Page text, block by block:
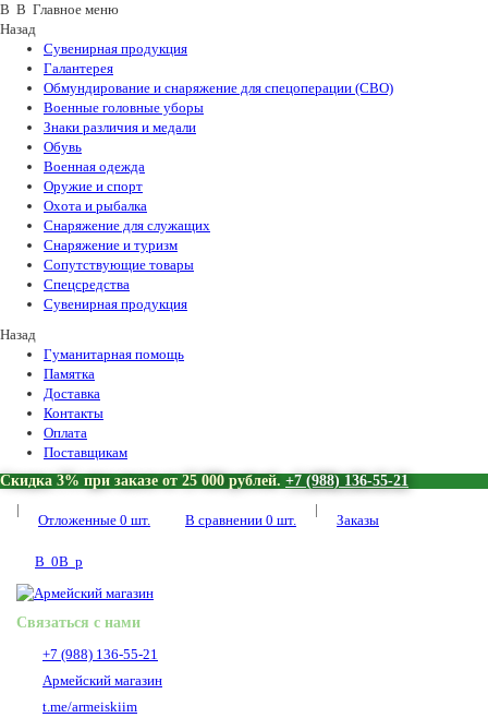
В В Главное меню
Назад
Сувенирная продукция
Галантерея
Обмундирование и снаряжение для спецоперации (СВО)
Военные головные уборы
Знаки различия и медали
Обувь
Военная одежда
Оружие и спорт
Охота и рыбалка
Снаряжение для служащих
Снаряжение и туризм
Сопутствующие товары
Спецсредства
Сувенирная продукция
Назад
Гуманитарная помощь
Памятка
Доставка
Контакты
Оплата
Поставщикам
Скидка 3% при заказе от 25 000 рублей. +7 (988) 136-55-21
|
Отложенные 0 шт. В сравнении 0 шт.
|
Заказы
В 0В p
Связаться с нами
+7 (988) 136-55-21
Армейский магазин
t.me/armeiskiim